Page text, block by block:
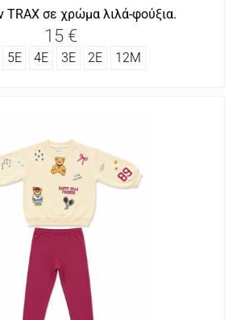
TRAX σε χρώμα λιλά-φούξια.
15 €
5Ε 4Ε 3Ε 2Ε 12Μ